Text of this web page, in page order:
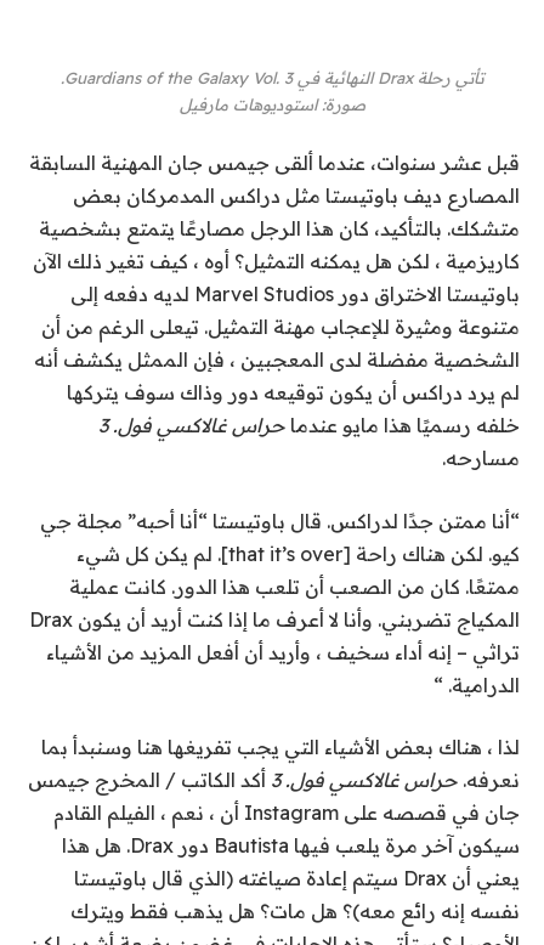
تأتي رحلة Drax النهائية في Guardians of the Galaxy Vol. 3.
صورة:استوديوهات مارفيل
قبل عشر سنوات، عندما ألقى جيمس جان المهنية السابقة
المصارع ديف باوتيستا مثل دراكس المدمر كان بعض
متشكك. بالتأكيد، كان هذا الرجل مصارعًا يتمتع بشخصية
كاريزمية ، لكن هل يمكنه التمثيل؟ أوه ، كيف تغير ذلك الآن
باوتيستا الاختراق دور Marvel Studios لديه
دفعه إلى
متنوعة ومثيرة للإعجاب مهنة التمثيل. تيعلى الرغم من أن
الشخصية مفضلة لدى المعجبين ، فإن الممثل يكشف أنه
لم يرد دراكس أن يكون توقيعه دور وذاك سوف يتركها
خلفه رسميًا هذا مايو عندما حراس غالاكسي فول. 3
مسارحه.
“أنا ممتن جدًا لدراكس. قال باوتيستا “أنا أحبه” مجلة جي
كيو
. لكن هناك راحة [that it’s over]. لم يكن كل شيء
ممتعًا. كان من الصعب أن تلعب هذا الدور. كانت عملية
المكياج تضربني. وأنا لا أعرف ما إذا كنت أريد أن يكون Drax
تراثي – إنه أداء سخيف ، وأريد أن أفعل المزيد من الأشياء
الدرامية. “
لذا ، هناك بعض الأشياء التي يجب تفريغها هنا وسنبدأ بما
نعرفه. حراس غالاكسي فول. 3
أكد الكاتب / المخرج جيمس
جان في قصصه على Instagram أن ، نعم ، الفيلم القادم
سيكون آخر مرة يلعب فيها Bautista دور Drax. هل هذا
يعني أن Drax سيتم إعادة صياغته (
الذي قال باوتيستا
نفسه إنه رائع معه)؟ هل مات؟ هل يذهب فقط ويترك